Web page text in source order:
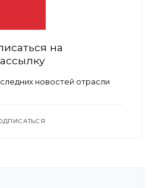
на
новостей отрасли